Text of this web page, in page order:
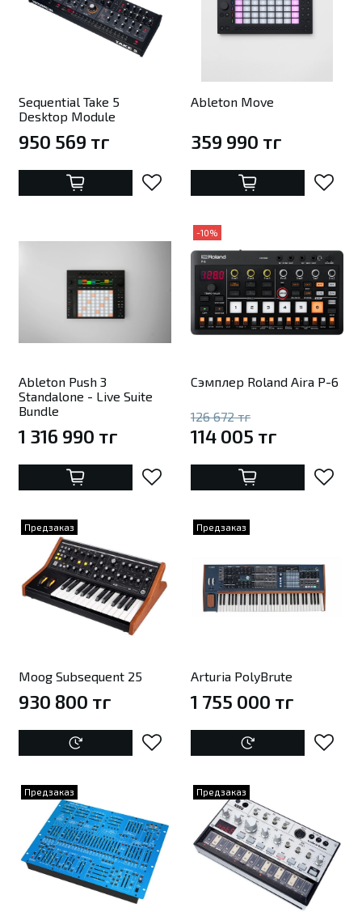
Sequential Take 5
Desktop Module
950 569 тг
Ableton Move
359 990 тг
Ableton Push 3
Standalone - Live Suite
Bundle
1 316 990 тг
-10%
Сэмплер Roland Aira P-6
126 672 тг
114 005 тг
Предзаказ
Moog Subsequent 25
930 800 тг
Предзаказ
Arturia PolyBrute
1 755 000 тг
Предзаказ Предзаказ